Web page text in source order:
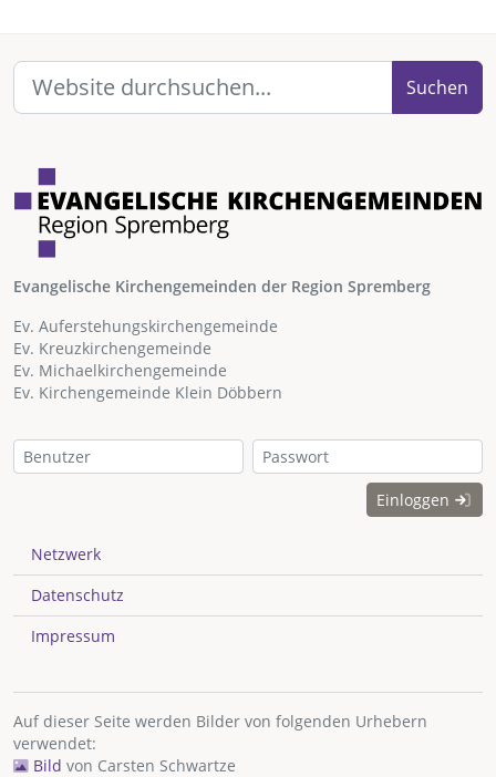
Suchen
Evangelische Kirchengemeinden der Region Spremberg
Ev. Auferstehungskirchengemeinde
Ev. Kreuzkirchengemeinde
Ev. Michaelkirchengemeinde
Ev. Kirchengemeinde Klein Döbbern
Einloggen
Netzwerk
Datenschutz
Impressum
Auf dieser Seite werden Bilder von folgenden Urhebern
verwendet:
Bild von Carsten Schwartze